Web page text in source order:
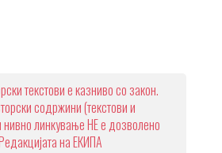
текстови е казниво со закон.
содржини (текстови и
нивно линкување НЕ е дозволено
на ЕКИПА